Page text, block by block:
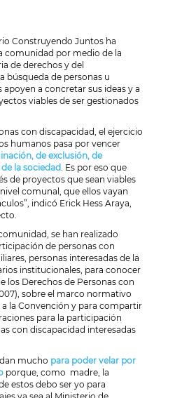
Construyendo Juntos ha
comunidad por medio de la
de derechos y del
búsqueda de personas u
apoyen a concretar sus ideas y a
viables de ser gestionados
con discapacidad, el ejercicio
humanos pasa por vencer
de exclusión, de
la sociedad . Es por eso que
de proyectos que sean viables
comunal, que ellos vayan
indicó Erick Hess Araya,
se han realizado
de personas con
personas interesadas de la
institucionales, para conocer
los Derechos de Personas con
sobre el marco normativo
la Convención y para compartir
para la participación
con discapacidad interesadas
mucho para poder velar por
porque, como madre, la
estos debo ser yo para